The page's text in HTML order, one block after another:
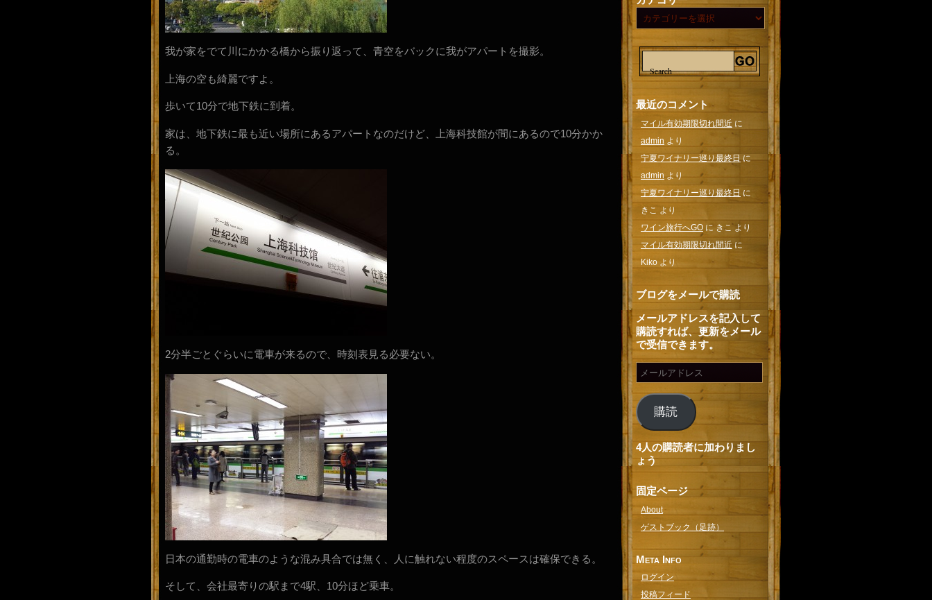
我が家をでて川にかかる橋から振り返って、青空をバックに我がアパートを撮影。
上海の空も綺麗ですよ。
歩いて10分で地下鉄に到着。
家は、地下鉄に最も近い場所にあるアパートなのだけど、上海科技館が間にあるので10分かか
る。
2分半ごとぐらいに電車が来るので、時刻表見る必要ない。
日本の通勤時の電車のような混み具合では無く、人に触れない程度のスペースは確保できる。
そして、会社最寄りの駅まで4駅、10分ほど乗車。
最近のコメント
マイル有効期限切れ間近 に
admin より
宁夏ワイナリー巡り最終日に
admin より
宁夏ワイナリー巡り最終日 に
きこ より
ワイン旅行へGO に きこより
マイル有効期限切れ間近 に
Kiko より
ブログをメールで購読
メールアドレスを記入して
購読すれば、更新をメール
で受信できます。
購読
4人の購読者に加わりまし
ょう
固定ページ
About
ゲストブック（足跡）
Meta Info
ログイン
投稿フィード